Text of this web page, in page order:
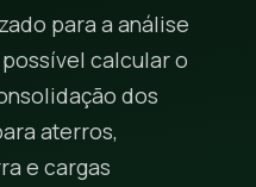
para a análise
calcular o
dos
aterros,
e cargas